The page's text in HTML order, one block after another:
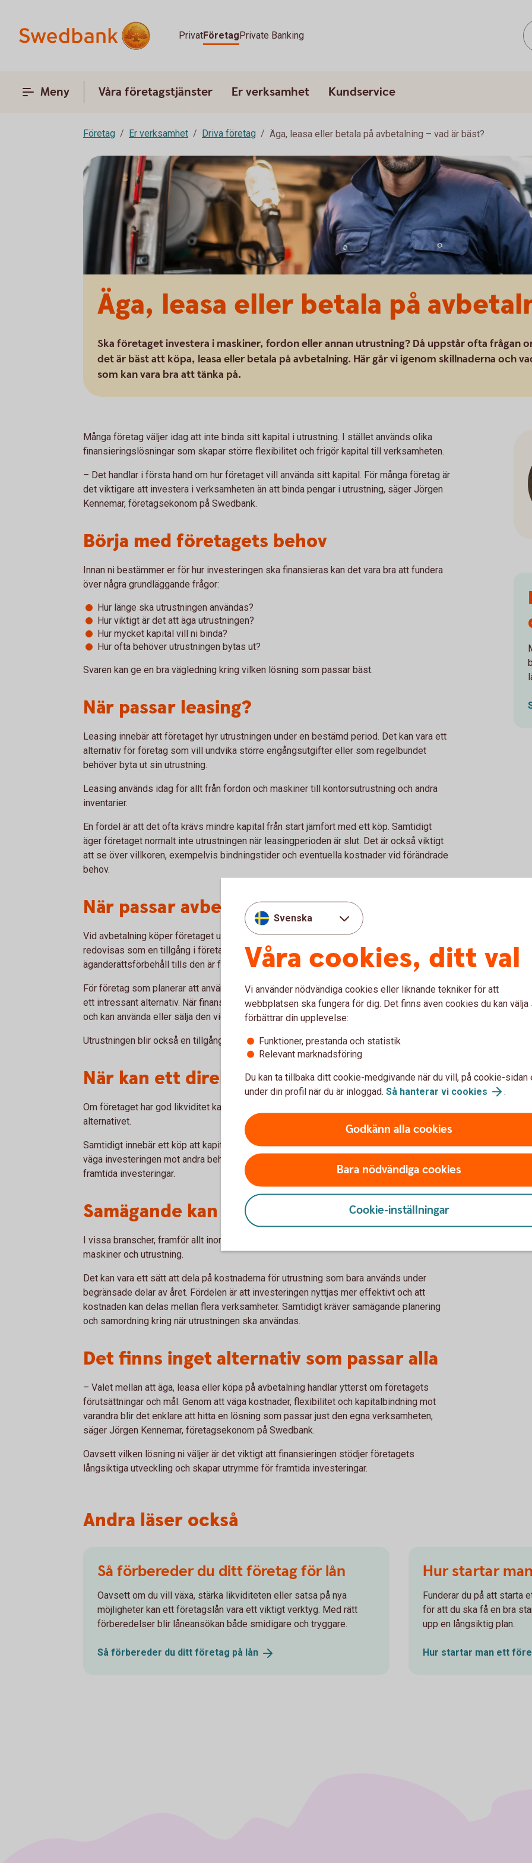
PrivatFöretagPrivate Banking
Meny Våra företagstjänster Er verksamhet Kundservice
Företag Er verksamhet Driva företag Äga, leasa eller betala på avbetalning – vad är bäst?
Äga, leasa eller betala på
Ska företaget investera i maskiner, fordon eller annan utrustning? Då uppstår ofta frågan
det är bäst att köpa, leasa eller betala på avbetalning. Här går vi igenom skillnaderna och
som kan vara bra att tänka på.
Många företag väljer idag att inte binda sitt kapital i utrustning. I stället används olika
finansieringslösningar som skapar större flexibilitet och frigör kapital till verksamheten.
– Det handlar i första hand om hur företaget vill använda sitt kapital. För många företag är
det viktigare att investera i verksamheten än att binda pengar i utrustning, säger Jörgen
Kennemar, företagsekonom på Swedbank.
Börja med företagets behov
Innan ni bestämmer er för hur investeringen ska finansieras kan det vara bra att fundera
över några grundläggande frågor:
Hur länge ska utrustningen användas?
Hur viktigt är det att äga utrustningen?
Hur mycket kapital vill ni binda?
Hur ofta behöver utrustningen bytas ut?
Svaren kan ge en bra vägledning kring vilken lösning som passar bäst.
När passar leasing?
Leasing innebär att företaget hyr utrustningen under en bestämd period. Det kan vara ett
alternativ för företag som vill undvika större engångsutgifter eller som regelbundet
behöver byta ut sin utrustning.
Leasing används idag för allt från fordon och maskiner till kontorsutrustning och andra
inventarier.
En fördel är att det ofta krävs mindre kapital från start jämfört med ett köp. Samtidigt
äger företaget normalt inte utrustningen när leasingperioden är slut. Det är också viktigt
att se över villkoren, exempelvis bindningstider och eventuella kostnader vid förändrade
behov.
När passar avbetalning?
Vid avbetalning köper företaget utrustningen och betalar för den över tid. Utrustningen
redovisas som en tillgång i företaget, även om finansieringsgivaren vanligtvis har ett
äganderättsförbehåll tills den är fullt betald.
För företag som planerar att använda utrustningen under många år kan avbetalning vara
ett intressant alternativ. När finansieringen är avslutad äger företaget utrustningen fullt ut
och kan använda eller sälja den vidare.
Utrustningen blir också en tillgång i företaget, vilket kan stärka balansräkningen.
När kan ett direktköp vara rätt?
Om företaget har god likviditet kan ett direktköp ibland vara det mest kostnadseffektiva
alternativet.
Samtidigt innebär ett köp att kapital binds i utrustningen. Därför kan det vara klokt att
väga investeringen mot andra behov i verksamheten, exempelvis tillväxtsatsningar eller
framtida investeringar.
Samägande kan vara ett alternativ
I vissa branscher, framför allt inom skog och lantbruk, förekommer samägande av
maskiner och utrustning.
Det kan vara ett sätt att dela på kostnaderna för utrustning som bara används under
begränsade delar av året. Fördelen är att investeringen nyttjas mer effektivt och att
kostnaden kan delas mellan flera verksamheter. Samtidigt kräver samägande planering
och samordning kring när utrustningen ska användas.
Det finns inget alternativ som passar alla
– Valet mellan att äga, leasa eller köpa på avbetalning handlar ytterst om företagets
förutsättningar och mål. Genom att väga kostnader, flexibilitet och kapitalbindning mot
varandra blir det enklare att hitta en lösning som passar just den egna verksamheten,
säger Jörgen Kennemar, företagsekonom på Swedbank.
Oavsett vilken lösning ni väljer är det viktigt att finansieringen stödjer företagets
långsiktiga utveckling och skapar utrymme för framtida investeringar.
Andra läser också
Så förbereder du ditt företag för lån
Oavsett om du vill växa, stärka likviditeten eller satsa på nya
möjligheter kan ett företagslån vara ett viktigt verktyg. Med rätt
förberedelser blir låneansökan både smidigare och tryggare.
Så förbereder du ditt företag på lån
Hur startar
Funderar du på att starta
för att du ska få en bra
upp en långsiktig plan.
Hur startar man ett
Svenska
Våra cookies, ditt val
Vi använder nödvändiga cookies eller liknande tekniker för att
webbplatsen ska fungera för dig. Det finns även cookies du kan välja
förbättrar din upplevelse:
Funktioner, prestanda och statistik
Relevant marknadsföring
Du kan ta tillbaka ditt cookie-medgivande när du vill, på cookie-sidan
under din profil när du är inloggad. Så hanterar vi cookies .
Godkänn alla cookies
Bara nödvändiga cookies
Cookie-inställningar